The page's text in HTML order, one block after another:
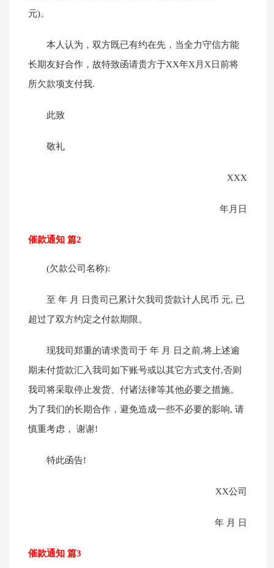
元)。
本人认为，双方既已有约在先，当全力守信方能
长期友好合作，故特致函请贵方于XX年X月X日前将
所欠款项支付我.
此致
敬礼
XXX
年月日
催款通知 篇2
(欠款公司名称):
至 年 月 日贵司已累计欠我司货款计人民币 元, 已
超过了双方约定之付款期限。
现我司郑重的请求贵司于 年 月 日之前,将上述逾
期未付货款汇入我司如下账号或以其它方式支付,否则
我司将采取停止发货、付诸法律等其他必要之措施。
为了我们的长期合作，避免造成一些不必要的影响, 请
慎重考虑， 谢谢!
特此函告!
XX公司
年 月 日
催款通知 篇3